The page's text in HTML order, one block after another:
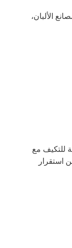
الألبان،
للتكيف مع
استقرار